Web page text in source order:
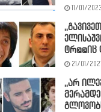
11/01/2023
21/01/2021
,,არ